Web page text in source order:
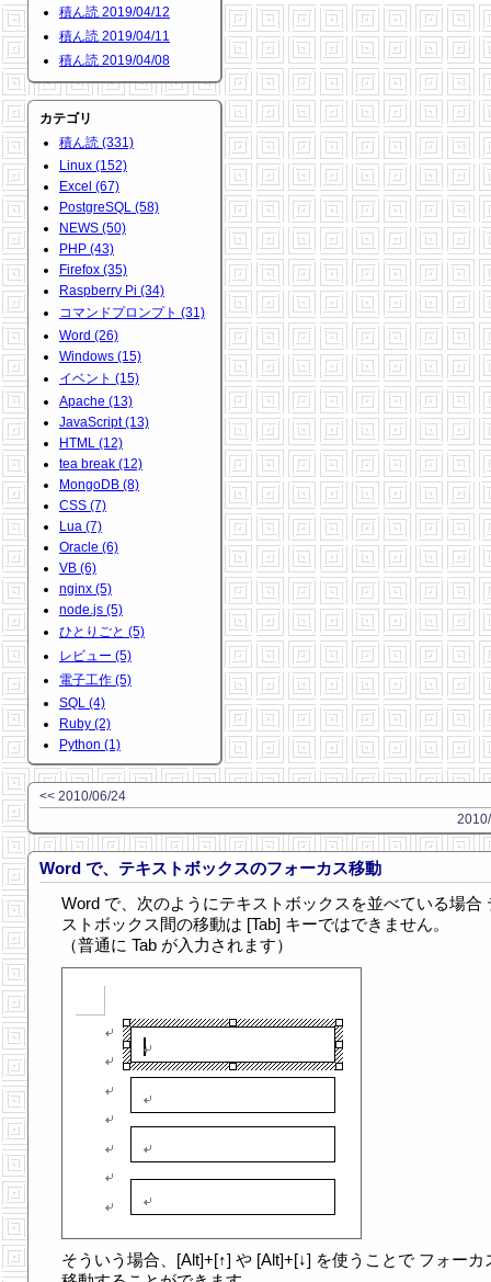
積ん読 2019/04/12
積ん読 2019/04/11
積ん読 2019/04/08
カテゴリ
積ん読 (331)
Linux (152)
Excel (67)
PostgreSQL (58)
NEWS (50)
PHP (43)
Firefox (35)
Raspberry Pi (34)
コマンドプロンプト (31)
Word (26)
Windows (15)
イベント (15)
Apache (13)
JavaScript (13)
HTML (12)
tea break (12)
MongoDB (8)
CSS (7)
Lua (7)
Oracle (6)
VB (6)
nginx (5)
node.js (5)
ひとりごと (5)
レビュー (5)
電子工作 (5)
SQL (4)
Ruby (2)
Python (1)
<< 2010/06/24
Word で、テキストボックスのフォーカス移動
Word で、次のようにテキストボックスを並べている場合
ストボックス間の移動は [Tab] キーではできません。
（普通に Tab が入力されます）
そういう場合、[Alt]+[↑] や [Alt]+[↓] を使うことで フォーカ